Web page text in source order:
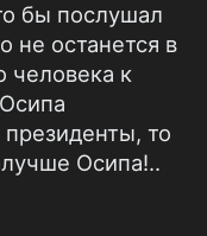
бы послушал
не останется в
человека к
то
Осипа!..